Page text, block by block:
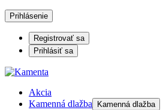
Prihlásenie
Registrovať sa
Prihlásiť sa
Akcia
Kamenná dlažba
Kamenná dlažba